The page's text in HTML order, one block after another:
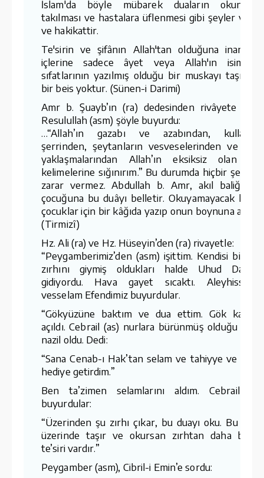
İslam'da böyle mübarek duaların
takılması ve hastalara üflenmesi gibi şeyler
ve hakikattir.
Te'sirin ve şifânın Allah'tan olduğuna
içlerine sadece âyet veya Allah'ın isim
sıfatlarının yazılmış olduğu bir muskayı
bir beis yoktur. (Sünen-i Darimi)
Amr b. Şuayb’ın (ra) dedesinden rivâyete
Resulullah (asm) şöyle buyurdu:
…“Allah’ın gazabı ve azabından,
şerrinden, şeytanların vesveselerinden ve
yaklaşmalarından Allah’ın eksiksiz olan
kelimelerine sığınırım.” Bu durumda hiçbir şey
zarar vermez. Abdullah b. Amr, akıl baliğ
çocuğuna bu duâyı belletir. Okuyamayacak
çocuklar için bir kâğıda yazıp onun boynuna
(Tirmizî)
Hz. Ali (ra) ve Hz. Hüseyin’den (ra) rivayetle:
“Peygamberimiz’den (asm) işittim. Kendisi bir
zırhını giymiş oldukları halde Uhud
gidiyordu. Hava gayet sıcaktı.
vesselam Efendimiz buyurdular.
“Gökyüzüne baktım ve dua ettim. Gök
açıldı. Cebrail (as) nurlara bürünmüş olduğu
nazil oldu. Dedi:
“Sana Cenab-ı Hak’tan selam ve tahiyye ve
hediye getirdim.”
Ben ta’zimen selamlarını aldım. Cebrail
buyurdular:
“Üzerinden şu zırhı çıkar, bu duayı oku. Bu
üzerinde taşır ve okursan zırhtan daha
te’siri vardır.”
Peygamber (asm), Cibril-i Emin’e sordu: